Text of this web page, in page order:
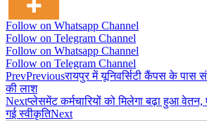
Follow on Whatsapp Channel
Follow on Telegram Channel
Follow on Whatsapp Channel
Follow on Telegram Channel
PrevPreviousरायपुर में यूनिवर्सिटी कैंपस के पास
की लाश
Nextप्लेसमेंट कर्मचारियों को मिलेगा बढ़ा हुआ
गई स्वीकृतिNext